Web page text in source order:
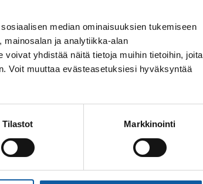
median ominaisuuksien tukemiseen
ja analytiikka-alan
yhdistää näitä tietoja muihin tietoihin, joita
Voit muuttaa evästeasetuksiesi hyväksyntää
Tilastot Markkinointi